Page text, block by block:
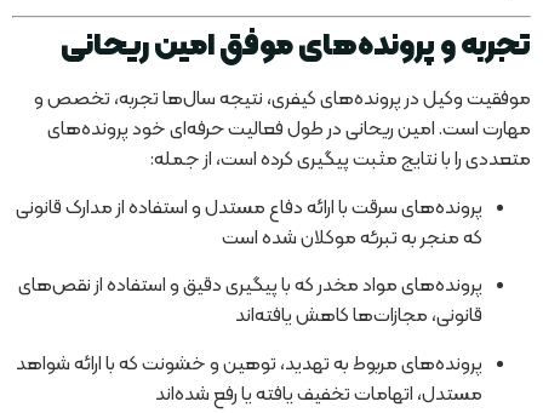
تجربه و پرونده‌های موفق امین ریحانی
موفقیت وکیل در پرونده‌های کیفری، نتیجه سال‌ها تجربه، تخصص و
مهارت است. امین ریحانی در طول فعالیت حرفه‌ای خود پرونده‌های
متعددی را با نتایج مثبت پیگیری کرده است، از جمله:
پرونده‌های سرقت با ارائه دفاع مستدل و استفاده از مدارک قانونی
که منجر به تبرئه موکلان شده است
پرونده‌های مواد مخدر که با پیگیری دقیق و استفاده از نقص‌های
قانونی، مجازات‌ها کاهش یافته‌اند
پرونده‌های مربوط به تهدید، توهین و خشونت که با ارائه شواهد
مستدل، اتهامات تخفیف یافته یا رفع شده‌اند